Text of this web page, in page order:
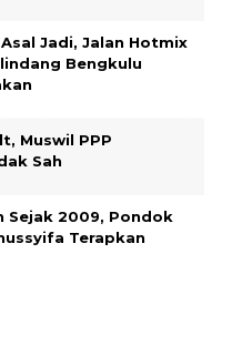
Jadi, Jalan Hotmix
Bengkulu
Muswil PPP
Sah
Sejak 2009, Pondok
Terapkan